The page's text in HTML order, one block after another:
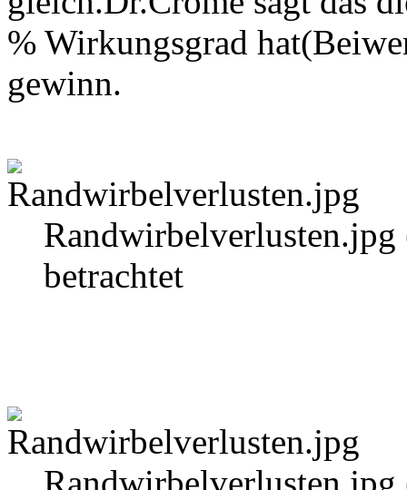
% Wirkungsgrad
gewinn.
betrachtet